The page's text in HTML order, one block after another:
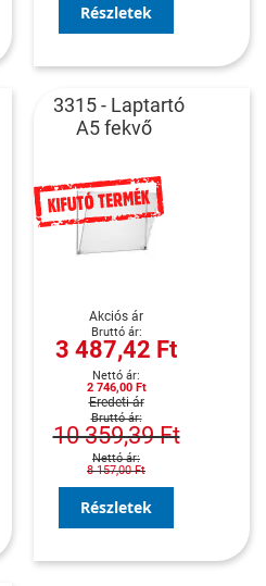
Részletek
3315 - Laptartó
A5 fekvő
Akciós ár
3 487,42 Ft
2 746,00 Ft
Eredeti ár
10 359,39 Ft
8 157,00 Ft
Részletek